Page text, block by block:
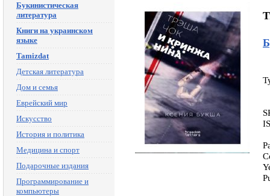
Букинистическая
литература
Книги на украинском
языке
Tamizdat
Детская литература
Дом и семья
Еврейский мир
Искусство
История и политика
Медицина и спорт
Подарочные издания
Программирование и
компьютеры